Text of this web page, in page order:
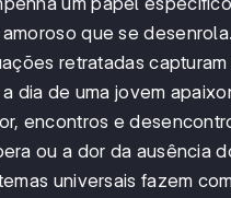
amoroso que se desenrola.
retratadas
dia de uma jovem
encontros e
ou a dor da ausência
universais fazem